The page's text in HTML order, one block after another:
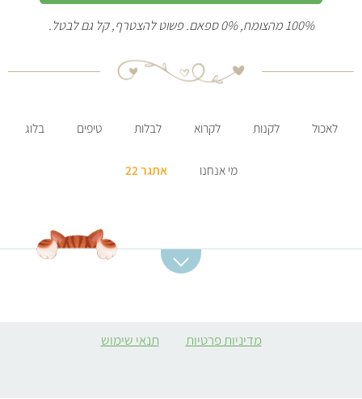
100% מהצומח, 0% ספאם. פשוט להצטרף, קל גם לבטל.
לאכול לקנות לקרוא לבלות טיפים בלוג
מי אנחנו אתגר 22
קובה סלק
מדיניות פרטיות תנאי שימוש